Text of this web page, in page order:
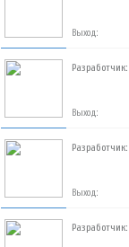
Выход:
Разработчик:
Выход:
Разработчик:
Выход:
Разработчик: